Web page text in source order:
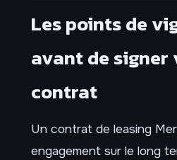
Les points de
avant de signer
contrat
Un contrat de leasing
engagement sur le long